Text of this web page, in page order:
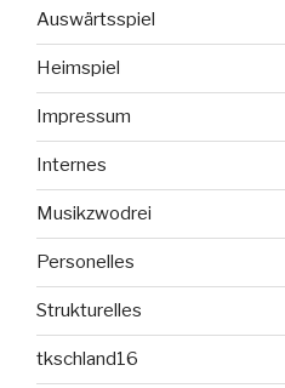
Auswärtsspiel
Heimspiel
Impressum
Internes
Musikzwodrei
Personelles
Strukturelles
tkschland16